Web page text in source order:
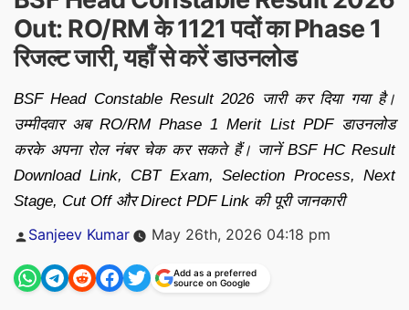
Out: RO/RM के 1121 पदों का Phase 1
रिजल्ट जारी, यहाँ से करें डाउनलोड
BSF Head Constable Result 2026 जारी कर दिया गया है।
उम्मीदवार अब RO/RM Phase 1 Merit List PDF डाउनलोड
करके अपना रोल नंबर चेक कर सकते हैं। जानें BSF HC Result
Download Link, CBT Exam, Selection Process, Next
Stage, Cut Off और Direct PDF Link की पूरी जानकारी
Posted
Sanjeev Kumar May 26th, 2026 04:18 pm
Add as a preferred
source on Google